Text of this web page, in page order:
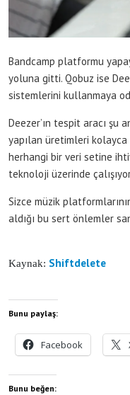
Bandcamp platformu
yoluna gitti. Qobuz ise
sistemlerini kullanmaya
Deezer’ın tespit aracı şu
yapılan üretimleri
herhangi bir veri setine
teknoloji üzerinde
Sizce müzik
aldığı bu sert önlemler
Kaynak: Shiftdelete
Bunu paylaş:
Facebook
Bunu beğen: